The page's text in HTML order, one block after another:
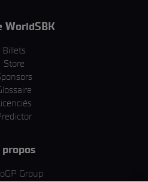
WorldSBK
Billets
Store
propos
Group